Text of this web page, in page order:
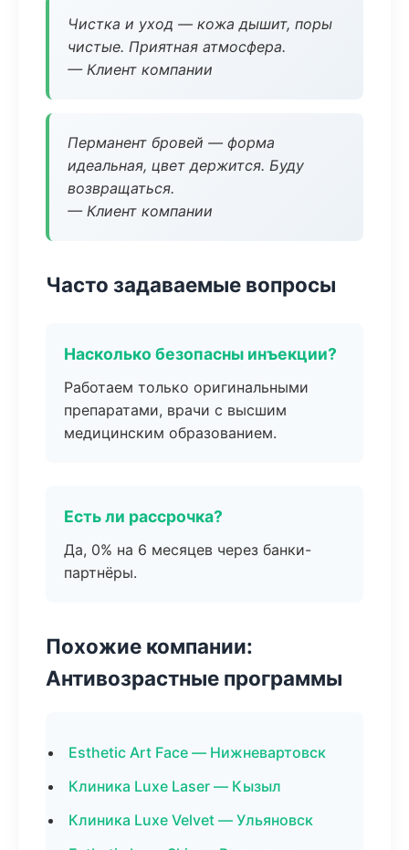
Чистка и уход — кожа дышит, поры
чистые. Приятная атмосфера.
— Клиент компании
Перманент бровей — форма
идеальная, цвет держится. Буду
возвращаться.
— Клиент компании
Часто задаваемые вопросы
Насколько безопасны инъекции?
Работаем только оригинальными
препаратами, врачи с высшим
медицинским образованием.
Есть ли рассрочка?
Да, 0% на 6 месяцев через банки-
партнёры.
Похожие компании:
Антивозрастные программы
Esthetic Art Face — Нижневартовск
Клиника Luxe Laser — Кызыл
Клиника Luxe Velvet — Ульяновск